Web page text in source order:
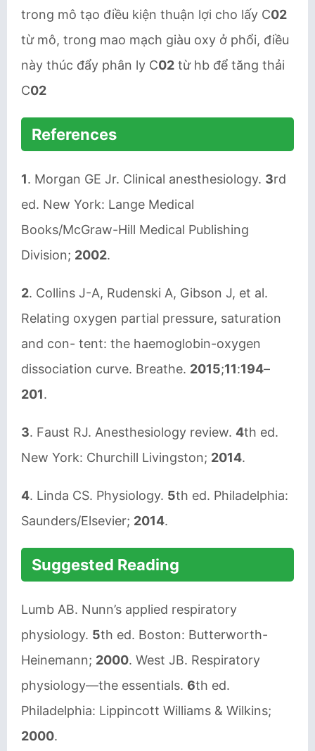
trong mô tạo điều kiện thuận lợi cho lấy C02
từ mô, trong mao mạch giàu oxy ở phổi, điều
này thúc đẩy phân ly C02 từ hb để tăng thải
C02
References
1. Morgan GE Jr. Clinical anesthesiology. 3rd
ed. New York: Lange Medical
Books/McGraw-Hill Medical Publishing
Division; 2002.
2. Collins J-A, Rudenski A, Gibson J, et al.
Relating oxygen partial pressure, saturation
and con- tent: the haemoglobin-oxygen
dissociation curve. Breathe. 2015;11:194–
201.
3. Faust RJ. Anesthesiology review. 4th ed.
New York: Churchill Livingston; 2014.
4. Linda CS. Physiology. 5th ed. Philadelphia:
Saunders/Elsevier; 2014.
Suggested Reading
Lumb AB. Nunn’s applied respiratory
physiology. 5th ed. Boston: Butterworth-
Heinemann; 2000. West JB. Respiratory
physiology—the essentials. 6th ed.
Philadelphia: Lippincott Williams & Wilkins;
2000.